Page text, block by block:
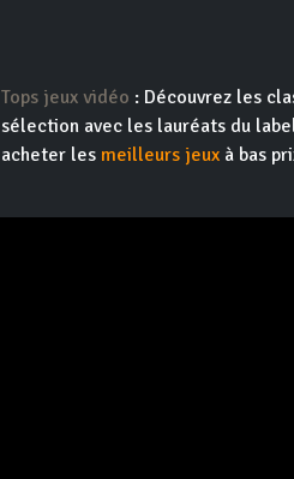
Tops jeux vidéo : Découvrez les
sélection avec les lauréats du
acheter les meilleurs jeux à bas